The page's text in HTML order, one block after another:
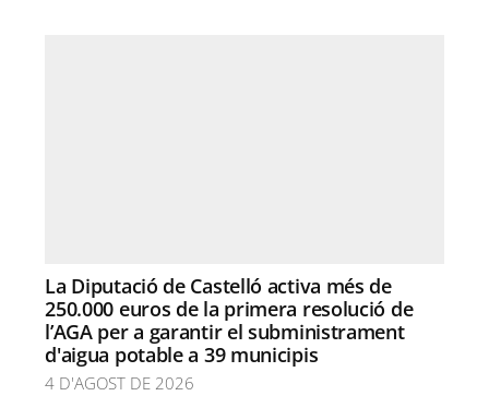
La Diputació de Castelló activa més de
250.000 euros de la primera resolució de
l’AGA per a garantir el subministrament
d'aigua potable a 39 municipis
4 D'AGOST DE 2026